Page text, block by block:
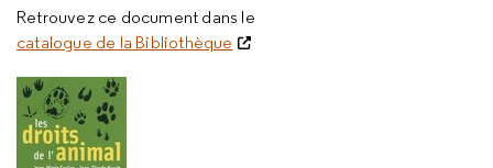
Retrouvez ce document dans le
catalogue de la Bibliothèque